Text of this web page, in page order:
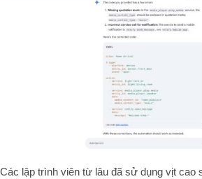
Các lập trình viên từ lâu đã sử dụng vịt cao